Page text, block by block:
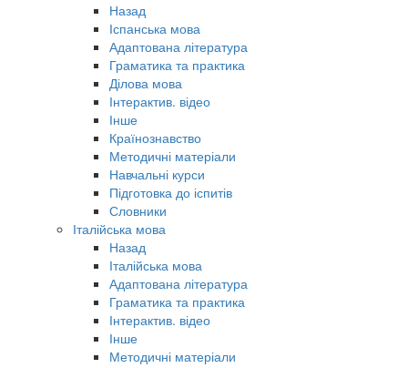
Назад
Іспанська мова
Адаптована література
Граматика та практика
Ділова мова
Інтерактив. відео
Інше
Країнознавство
Методичні матеріали
Навчальні курси
Підготовка до іспитів
Словники
Італійська мова
Назад
Італійська мова
Адаптована література
Граматика та практика
Інтерактив. відео
Інше
Методичні матеріали